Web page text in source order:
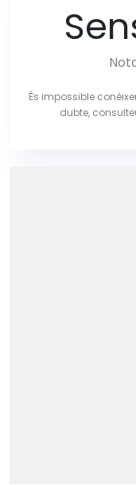
És impossible
dubte,